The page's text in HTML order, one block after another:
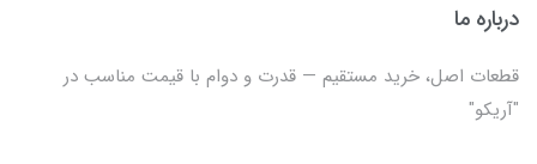
درباره ما
قطعات اصل، خرید مستقیم — قدرت و دوام با قیمت مناسب در
"آریکو"